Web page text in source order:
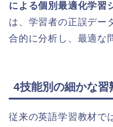
による個別最適化学習
は、学習者の正誤デー
合的に分析し、最適な
4技能別の細かな習
従来の英語学習教材で